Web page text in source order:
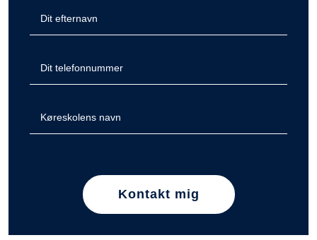
Kontakt mig